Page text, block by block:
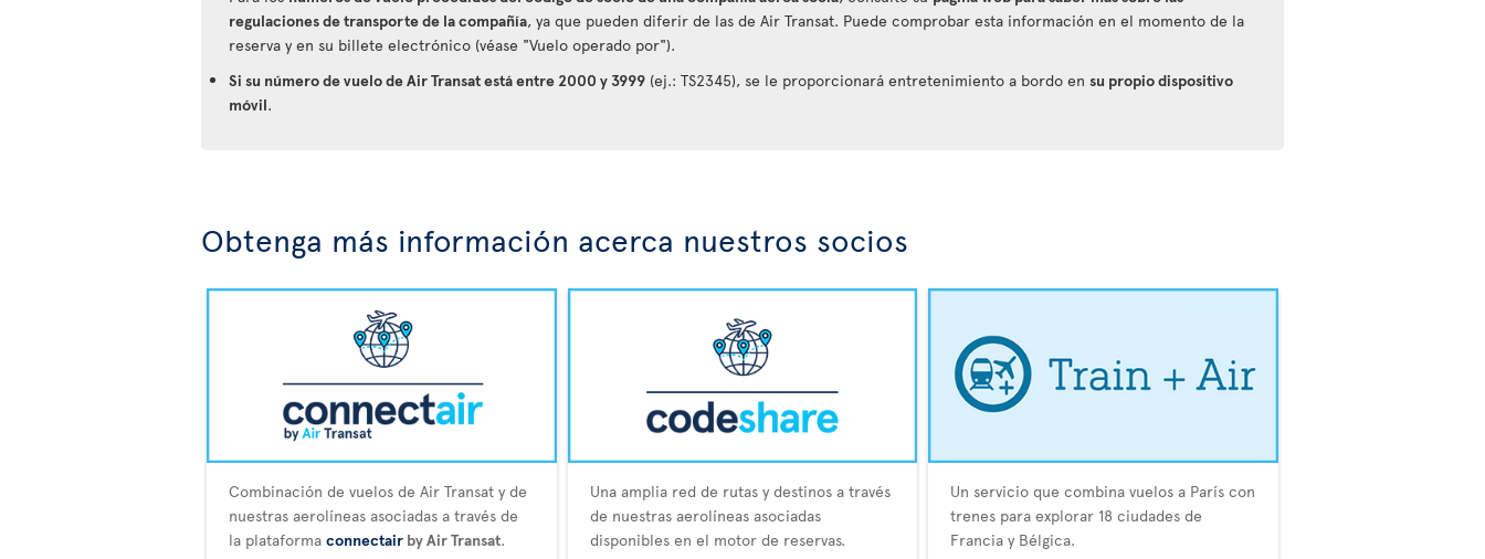
regulaciones de transporte de la compañía, ya que pueden diferir de las de Air Transat. Puede comprobar esta información en el momento de la
reserva y en su billete electrónico (véase "Vuelo operado por").
Si su número de vuelo de Air Transat está entre 2000 y 3999 (ej.: TS2345), se le proporcionará entretenimiento a bordo en su propio dispositivo
móvil.
Obtenga más información acerca nuestros socios
Combinación de vuelos de Air Transat y de
nuestras aerolíneas asociadas a través de
la plataforma connectair by Air Transat.
Una amplia red de rutas y destinos a través
de nuestras aerolíneas asociadas
disponibles en el motor de reservas.
Un servicio que combina vuelos a París con
trenes para explorar 18 ciudades de
Francia y Bélgica.